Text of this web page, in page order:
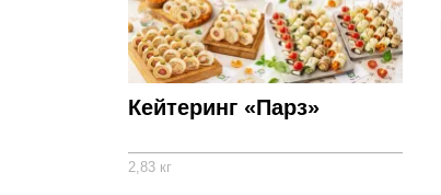
Кейтеринг «Парз»
2,83 кг